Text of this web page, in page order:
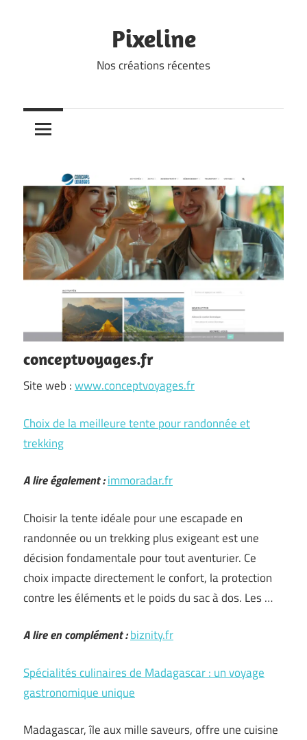
Pixeline
Nos créations récentes
conceptvoyages.fr
Site web :www.conceptvoyages.fr
Choix de la meilleure tente pour randonnée et
trekking
A lire également :immoradar.fr
Choisir la tente idéale pour une escapade en
randonnée ou un trekking plus exigeant est une
décision fondamentale pour tout aventurier. Ce
choix impacte directement le confort, la protection
contre les éléments et le poids du sac à dos. Les …
A lire en complément :biznity.fr
Spécialités culinaires de Madagascar : un voyage
gastronomique unique
Madagascar, île aux mille saveurs, offre une cuisine